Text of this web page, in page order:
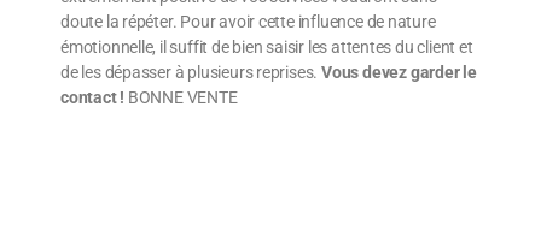
doute la répéter. Pour avoir cette influence de nature
émotionnelle, il suffit de bien saisir les attentes du client et
de les dépasser à plusieurs reprises.Vous devez garder le
contact ! BONNE VENTE